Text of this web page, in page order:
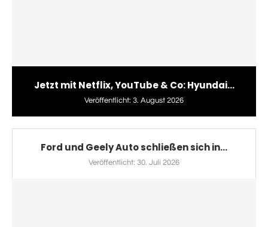
Jetzt mit Netflix, YouTube & Co: Hyundai...
Veröffentlicht: 3. August 2026
Ford und Geely Auto schließen sich in...
Veröffentlicht: 30. Juli 2026